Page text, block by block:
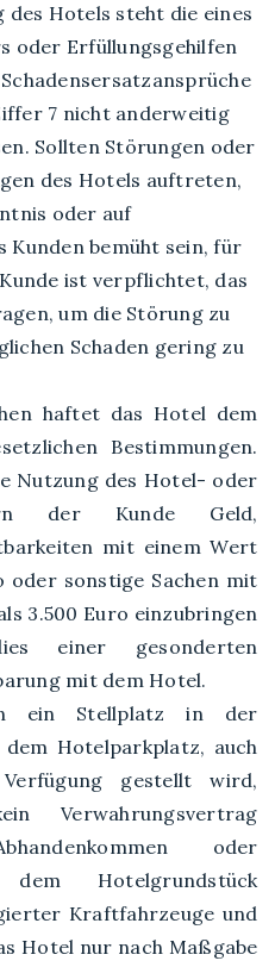
Hotels steht die eines
oder Erfüllungsgehilfen
7 nicht anderweitig
Sollten Störungen oder
des Hotels auftreten,
oder auf
Kunden bemüht sein, für
ist verpflichtet, das
um die Störung zu
Schaden gering zu
haftet das Hotel dem
Bestimmungen.
Nutzung des Hotel- oder
der Kunde Geld,
mit einem Wert
oder sonstige Sachen mit
3.500 Euro einzubringen
einer gesonderten
mit dem Hotel.
ein Stellplatz in der
Hotelparkplatz, auch
gestellt wird,
Verwahrungsvertrag
oder
Hotelgrundstück
Kraftfahrzeuge und
Hotel nur nach Maßgabe